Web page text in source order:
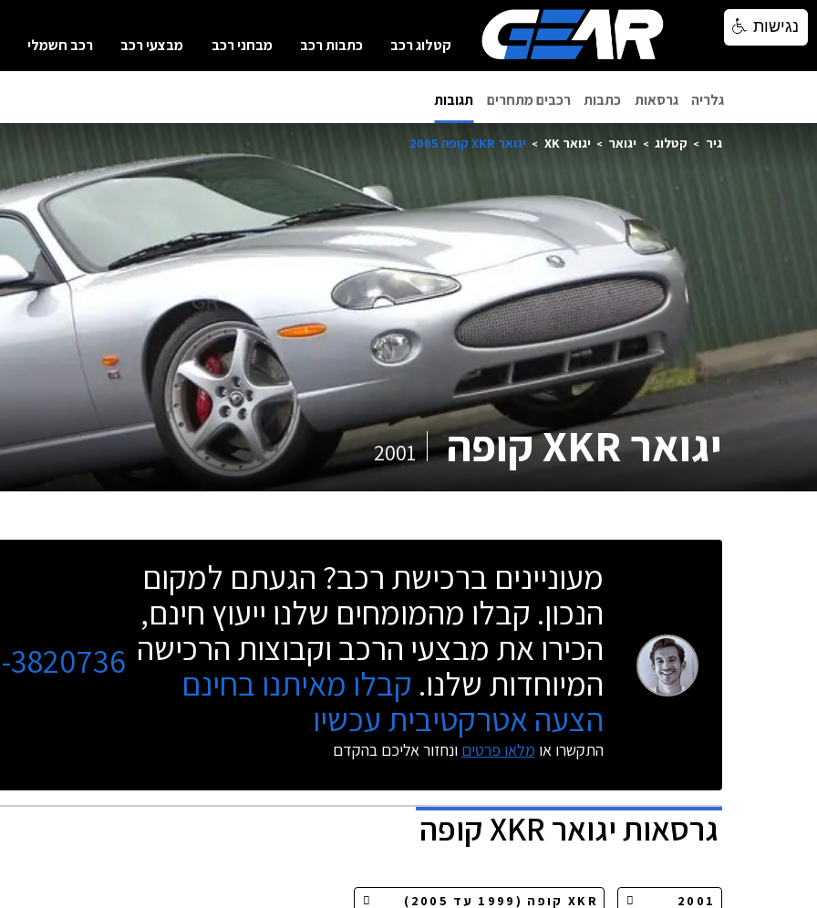
קטלוג רכב כתבות רכב מבחני רכב מבצעי רכב רכב חשמלי
גלריה גרסאות כתבות רכבים מתחרים תגובות
גיר קטלוג יגואר יגואר XK יגואר XKR קופה 2005
יגואר XKR קופה 2001
מעוניינים ברכישת רכב? הגעתם למקום
הנכון. קבלו מהמומחים שלנו ייעוץ חינם,
הכירו את מבצעי הרכב וקבוצות הרכישה
המיוחדות שלנו. קבלו מאיתנו בחינם
הצעה אטרקטיבית עכשיו
התקשרו או מלאו פרטים ונחזור אליכם בהקדם
3820736
גרסאותיגואר XKR קופה
נגישות
נגישות